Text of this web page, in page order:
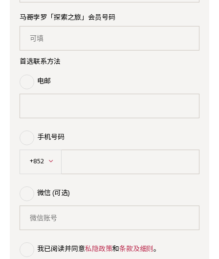
马哥孛罗「探索之旅」会员号码
首选联系方法
电邮
手机号码
+852
微信 (可选)
我已阅读并同意私隐政策和条款及细则。